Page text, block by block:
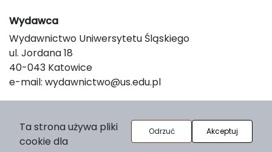
Wydawca
Wydawnictwo Uniwersytetu Śląskiego
ul. Jordana 18
40-043 Katowice
e-mail: wydawnictwo@us.edu.pl
O platformie
© 2025 Uniwersytet Śląski w Katowicach
Ta strona używa pliki
cookie dla
Odrzuć Akceptuj